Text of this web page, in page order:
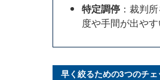
特定調停 ：裁判
度や手間が出や
早く絞るための3つのチェ